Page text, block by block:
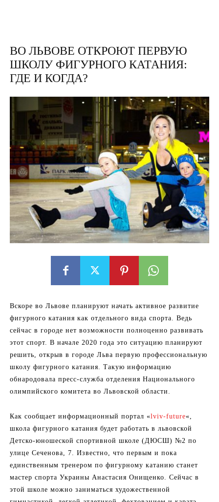
ВО ЛЬВОВЕ ОТКРОЮТ ПЕРВУЮ
ШКОЛУ ФИГУРНОГО КАТАНИЯ:
ГДЕ И КОГДА?
Вскоре во Львове планируют начать активное развитие
фигурного катания как отдельного вида спорта. Ведь
сейчас в городе нет возможности полноценно развивать
этот спорт. В начале 2020 года это ситуацию планируют
решить, открыв в городе Льва первую профессиональную
школу фигурного катания. Такую информацию
обнародовала пресс-служба отделения Национального
олимпийского комитета во Львовской области.
Как сообщает информационный портал «lviv-future«,
школа фигурного катания будет работать в львовской
Детско-юношеской спортивной школе (ДЮСШ) №2 по
улице Сеченова, 7. Известно, что первым и пока
единственным тренером по фигурному катанию станет
мастер спорта Украины Анастасия Онищенко. Сейчас в
этой школе можно заниматься художественной